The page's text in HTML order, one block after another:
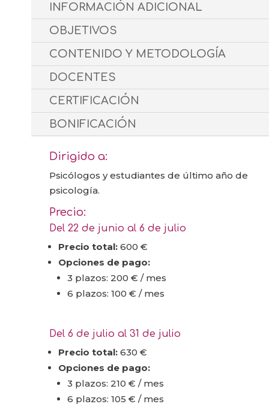
INFORMACIÓN ADICIONAL
OBJETIVOS
CONTENIDO Y METODOLOGÍA
DOCENTES
CERTIFICACIÓN
BONIFICACIÓN
Dirigido a:
Psicólogos y estudiantes de último año de
psicología.
Precio:
Del 22 de junio al 6 de julio
Precio total: 600 €
Opciones de pago:
3 plazos: 200 € / mes
6 plazos: 100 € / mes
Del 6 de julio al 31 de julio
Precio total: 630 €
Opciones de pago:
3 plazos: 210 € / mes
6 plazos: 105 € / mes